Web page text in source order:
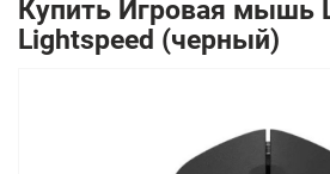
info@gpsnavi.by
Купить Игровая мышь
Lightspeed (черный)